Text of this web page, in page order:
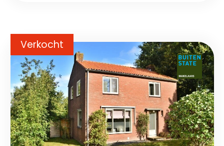
Verkocht